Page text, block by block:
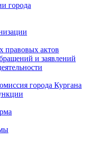
города
правовых актов
и заявлений
города Кургана